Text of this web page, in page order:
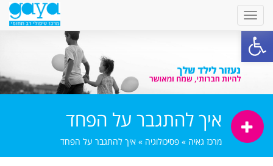
פתח סרגל נגישות
איך להתגבר על הפחד
מרכז גאיה » פסיכולוגיה » איך להתגבר על הפחד